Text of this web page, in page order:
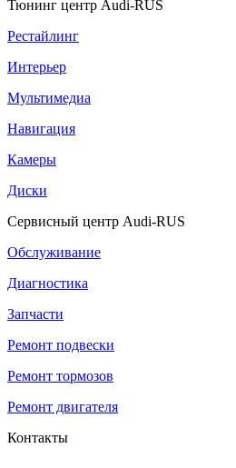
Тюнинг центр Audi-RUS
Рестайлинг
Интерьер
Мультимедиа
Навигация
Камеры
Диски
Сервисный центр Audi-RUS
Обслуживание
Диагностика
Запчасти
Ремонт подвески
Ремонт тормозов
Ремонт двигателя
Контакты